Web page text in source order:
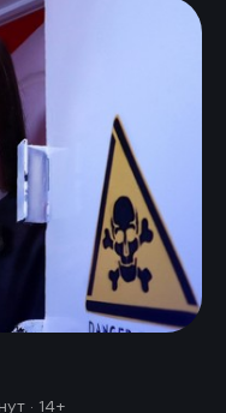
· 14+